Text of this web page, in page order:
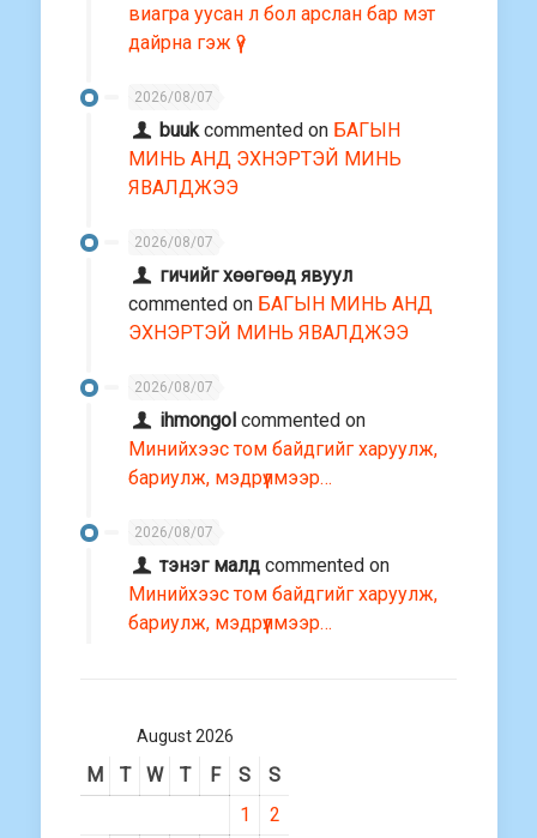
виагра уусан л бол арслан бар мэт
дайрна гэж үү?
2026/08/07
buukcommented on БАГЫН
МИНЬ АНД ЭХНЭРТЭЙ МИНЬ
ЯВАЛДЖЭЭ
2026/08/07
гичийг хөөгөөд явуул
commented on БАГЫН МИНЬ АНД
ЭХНЭРТЭЙ МИНЬ ЯВАЛДЖЭЭ
2026/08/07
ihmongol commented on
Минийхээс том байдгийг харуулж,
бариулж, мэдрүүлмээр…
2026/08/07
тэнэг малд commented on
Минийхээс том байдгийг харуулж,
бариулж, мэдрүүлмээр…
August 2026
M T W T F S
S
1
2